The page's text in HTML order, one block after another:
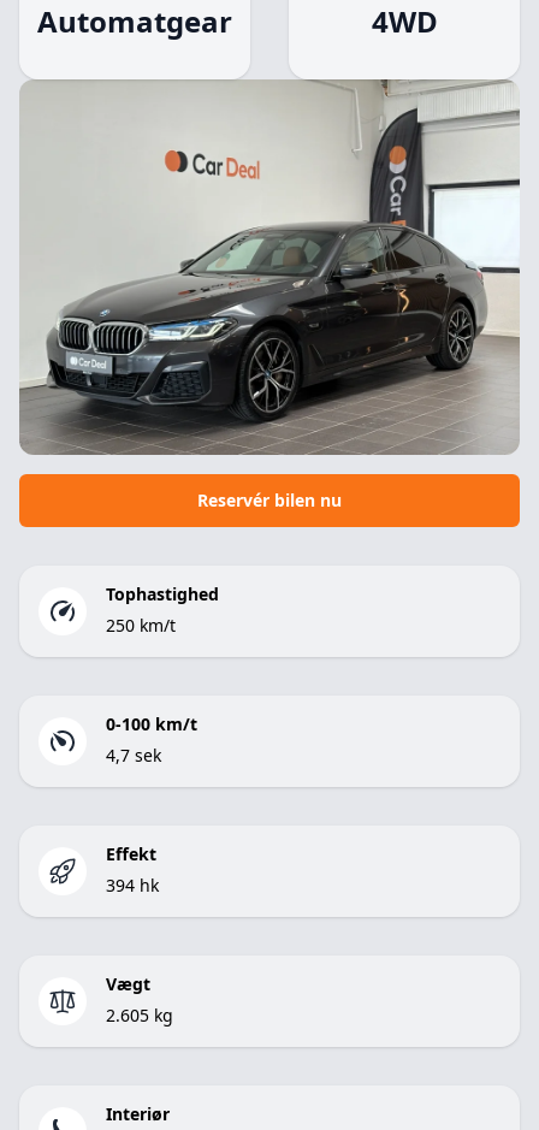
Reservér bilen nu
Tophastighed
250 km/t
0-100 km/t
4,7 sek
Effekt
394 hk
Vægt
2.605 kg
Interiør
Automatgear 4WD